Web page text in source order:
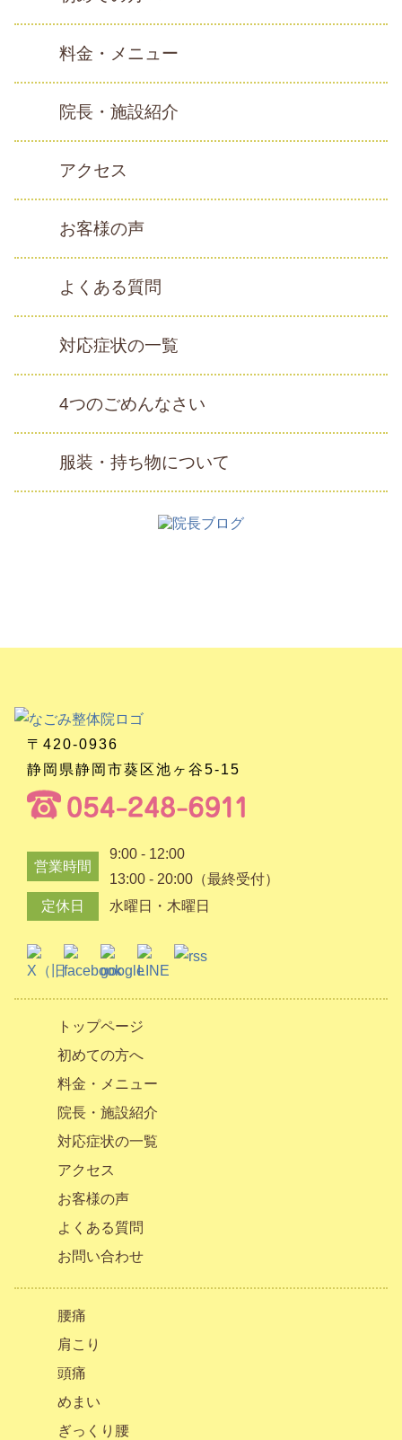
料金・メニュー
院長・施設紹介
アクセス
お客様の声
よくある質問
対応症状の一覧
4つのごめんなさい
服装・持ち物について
〒420-0936
静岡県静岡市葵区池ヶ谷5-15
営業時間
9:00 - 12:00
13:00 - 20:00（最終受付）
定休日
水曜日・木曜日
トップページ
初めての方へ
料金・メニュー
院長・施設紹介
対応症状の一覧
アクセス
お客様の声
よくある質問
お問い合わせ
腰痛
肩こり
頭痛
めまい
ぎっくり腰